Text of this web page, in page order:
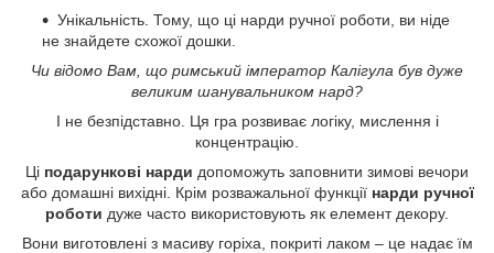
Унікальність. Тому, що ці нарди ручної роботи, ви ніде
не знайдете схожої дошки.
Чи відомо Вам, що римський імператор Калігула був дуже
великим шанувальником нард?
І не безпідставно. Ця гра розвиває логіку, мислення і
концентрацію.
Ці подарункові нарди допоможуть заповнити зимові вечори
або домашні вихідні. Крім розважальної функції нарди ручної
роботи дуже часто використовують як елемент декору.
Вони виготовлені з масиву горіха, покриті лаком – це надає їм